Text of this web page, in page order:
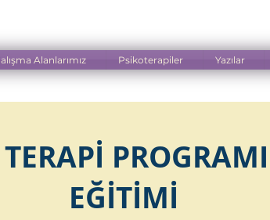
Alanlarımız Psikoterapiler Yazılar
EĞİTİMİ